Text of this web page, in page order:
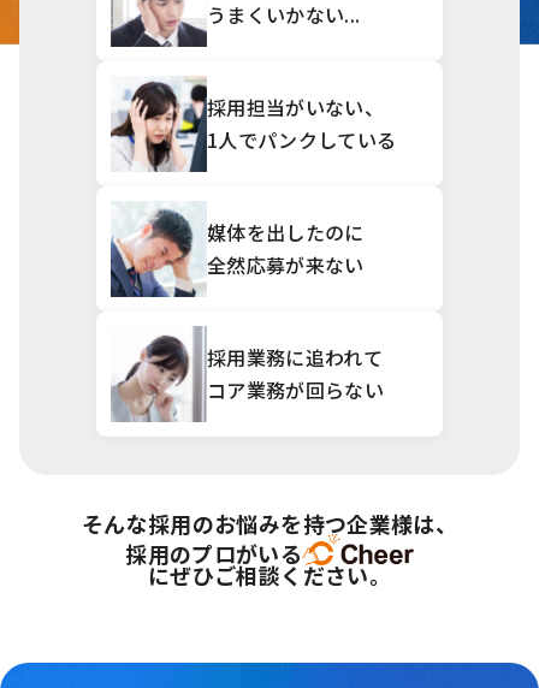
うまくいかない...
採用担当がいない、
1人でパンクしている
媒体を出したのに
全然応募が来ない
採用業務に追われて
コア業務が回らない
そんな採用のお悩みを持つ企業様は、
採用のプロがいる
にぜひご相談ください。